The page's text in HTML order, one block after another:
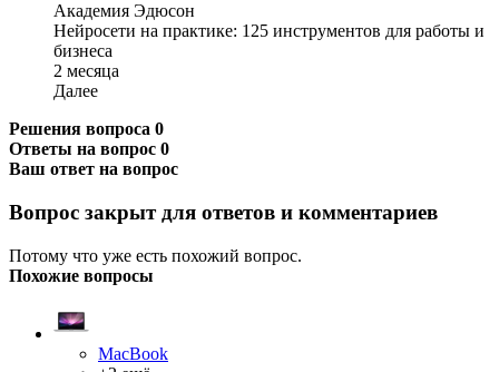
Академия Эдюсон
Нейросети на практике: 125 инструментов для работы и
бизнеса
2 месяца
Далее
Решения вопроса 0
Ответы на вопрос 0
Ваш ответ на вопрос
Вопрос закрыт для ответов и комментариев
Потому что уже есть похожий вопрос.
Похожие вопросы
MacBook